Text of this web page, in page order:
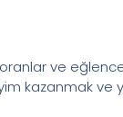
ve
kazanmak ve